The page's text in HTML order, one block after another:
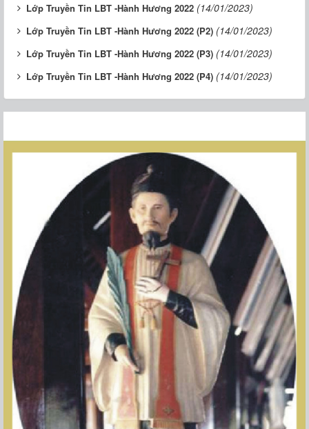
Lớp Truyền Tin LBT -Hành Hương 2022 (14/01/2023)
Lớp Truyền Tin LBT -Hành Hương 2022 (P2) (14/01/2023)
Lớp Truyền Tin LBT -Hành Hương 2022 (P3) (14/01/2023)
Lớp Truyền Tin LBT -Hành Hương 2022 (P4) (14/01/2023)